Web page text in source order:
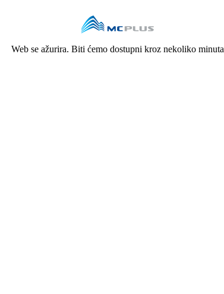
Web se ažurira. Biti ćemo dostupni kroz nekoliko minuta